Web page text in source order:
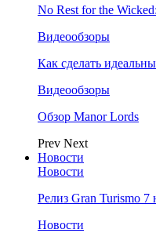
No Rest for the
Видеообзоры
Как сделать
Видеообзоры
Обзор Manor Lords
Prev Next
Новости
Новости
Релиз Gran Turismo 7
Новости